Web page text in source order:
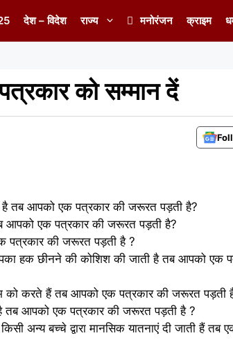
देश – विदेश राज्य मनोरंजन क्राइम
को सम्मान दें
है तब आपको एक पत्रकार की जरूरत पड़ती है?
आपको एक पत्रकार की जरूरत पड़ती है?
पत्रकार की जरूरत पड़ती है ?
हक छीनने की कोशिश की जाती है तब आपको एक
को करते हैं तब आपको एक पत्रकार की जरूरत पड़ती
है तब आपको एक पत्रकार की जरूरत पड़ती है ?
बच्चे द्वारा मानसिक यातनाएं दी जाती हैं तब